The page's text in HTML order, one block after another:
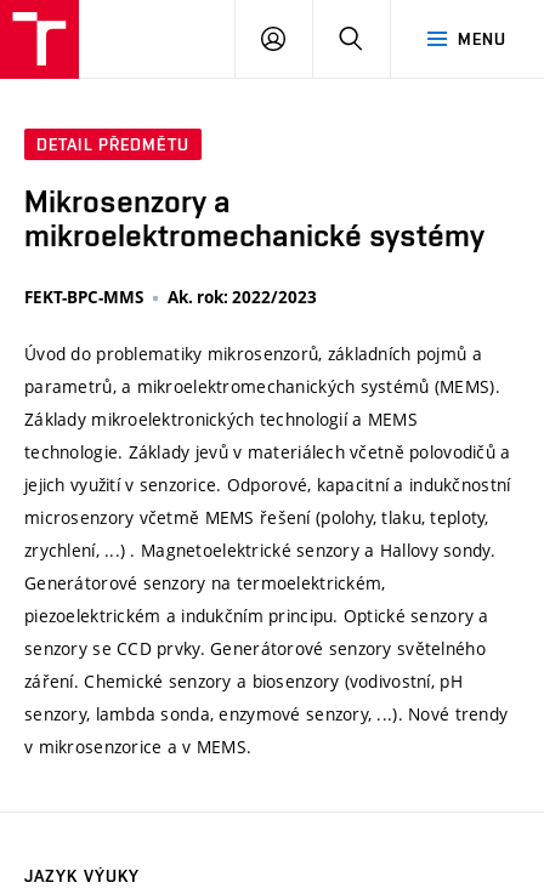
MENU
PŘIHLÁSIT
DETAIL PŘEDMĚTU
Mikrosenzory a
mikroelektromechanické systémy
FEKT-BPC-MMS Ak. rok: 2022/2023
Úvod do problematiky mikrosenzorů, základních pojmů a
parametrů, a mikroelektromechanických systémů (MEMS).
Základy mikroelektronických technologií a MEMS
technologie. Základy jevů v materiálech včetně polovodičů a
jejich využití v senzorice. Odporové, kapacitní a indukčnostní
microsenzory včetmě MEMS řešení (polohy, tlaku, teploty,
zrychlení, ...) . Magnetoelektrické senzory a Hallovy sondy.
Generátorové senzory na termoelektrickém,
piezoelektrickém a indukčním principu. Optické senzory a
senzory se CCD prvky. Generátorové senzory světelného
záření. Chemické senzory a biosenzory (vodivostní, pH
senzory, lambda sonda, enzymové senzory, ...). Nové trendy
v mikrosenzorice a v MEMS.
JAZYK VÝUKY